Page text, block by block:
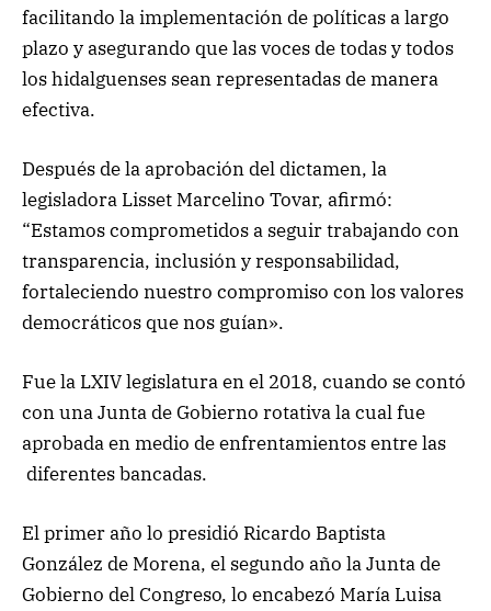
facilitando la implementación de políticas a largo
plazo y asegurando que las voces de todas y todos
los hidalguenses sean representadas de manera
efectiva.
Después de la aprobación del dictamen, la
legisladora Lisset Marcelino Tovar, afirmó:
“Estamos comprometidos a seguir trabajando con
transparencia, inclusión y responsabilidad,
fortaleciendo nuestro compromiso con los valores
democráticos que nos guían».
Fue la LXIV legislatura en el 2018, cuando se contó
con una Junta de Gobierno rotativa la cual fue
aprobada en medio de enfrentamientos entre las
diferentes bancadas.
El primer año lo presidió Ricardo Baptista
González de Morena, el segundo año la Junta de
Gobierno del Congreso, lo encabezó María Luisa